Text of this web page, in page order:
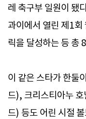
레 축구부 일원이 됐
과이에서 열린 제1
릭을 달성하는 등 총
이 같은 스타가 한둘
드), 크리스티아누
드) 등도 어린 시절